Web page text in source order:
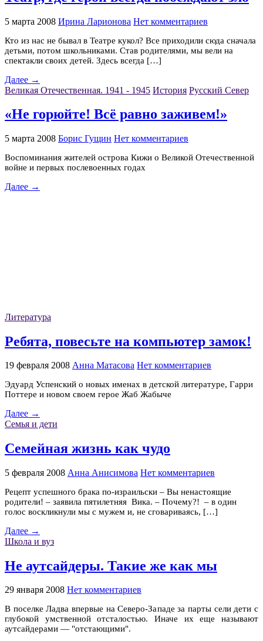
5 марта 2008 Ирина Ларионова Нет комментариев
Кто из нас не бывал в Театре кукол? Все приходили сюда сначала
детьми, потом школьниками. Став родителями, мы вели на
спектакли своих детей. Здесь всегда […]
Далее →
Великая Отечественная. 1941 - 1945 История Русский Север
«Не горюйте! Всё равно заживем!»
5 марта 2008 Борис Гущин Нет комментариев
Воспоминания жителей острова Кижи о Великой Отечественной
войне и первых послевоенных годах
Далее →
Литература
Ребята, повесьте на компьютер замок!
19 февраля 2008 Анна Матасова Нет комментариев
Эдуард Успенский о новых именах в детской литературе, Гарри
Поттере и новом своем герое Жаб Жабыче
Далее →
Семья и дети
Семейная жизнь как чудо
5 февраля 2008 Анна Анисимова Нет комментариев
Рецепт успешного брака по-израильски – Вы ненастоящие
родители! – заявила пятилетняя Вика. – Почему?! – в один
голос воскликнули мы с мужем и, не сговариваясь, […]
Далее →
Школа и вуз
Не аутсайдеры. Такие же как мы
29 января 2008 Нет комментариев
В поселке Ладва впервые на Северо-Западе за парты сели дети с
глубокой умственной отсталостью. Иначе их еще называют
аутсайдерами — "отстающими".